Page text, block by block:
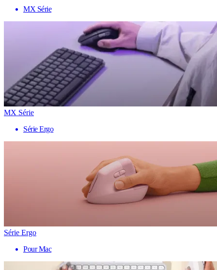
MX Série
MX Série
Série Ergo
Série Ergo
Pour Mac